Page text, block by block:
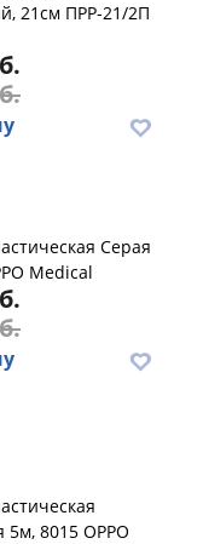
21см ПРР-21/2П
Серая
Medical
8015 OPPO